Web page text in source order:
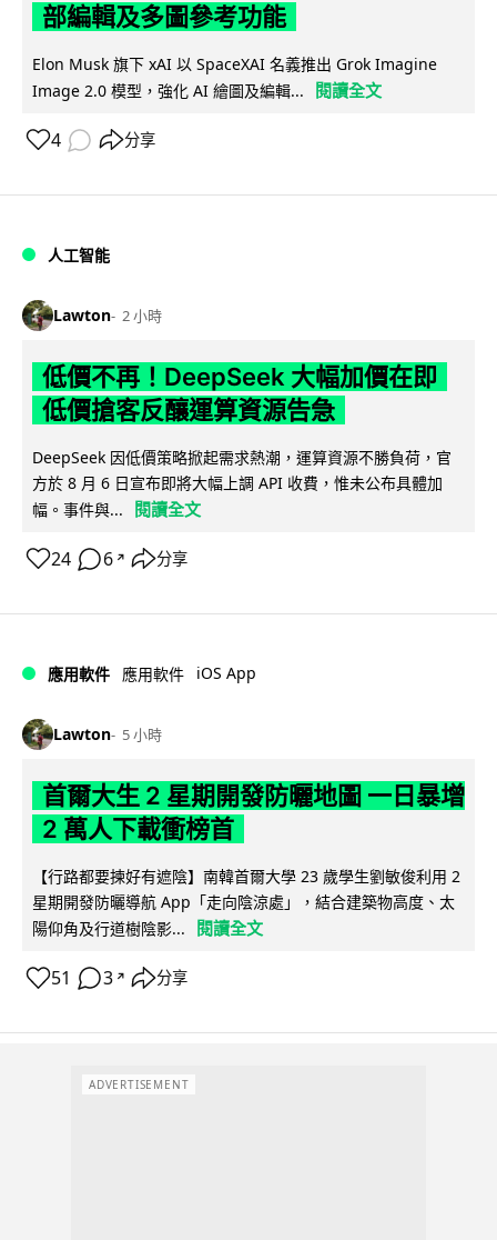
部編輯及多圖參考功能
Elon Musk 旗下 xAI 以 SpaceXAI 名義推出 Grok Imagine
Image 2.0 模型，強化 AI 繪圖及編輯...
閱讀全文
4 分享
人工智能
Lawton 2 小時
低價不再！DeepSeek 大幅加價在即
低價搶客反釀運算資源告急
DeepSeek 因低價策略掀起需求熱潮，運算資源不勝負荷，官
方於 8 月 6 日宣布即將大幅上調 API 收費，惟未公布具體加
幅。事件與...
閱讀全文
24 6 ↗ 分享
應用軟件 應用軟件 iOS App
Lawton 5 小時
首爾大生 2 星期開發防曬地圖 一日暴增
2 萬人下載衝榜首
【行路都要揀好有遮陰】南韓首爾大學 23 歲學生劉敏俊利用 2
星期開發防曬導航 App「走向陰涼處」，結合建築物高度、太
陽仰角及行道樹陰影...
閱讀全文
51 3 ↗ 分享
ADVERTISEMENT